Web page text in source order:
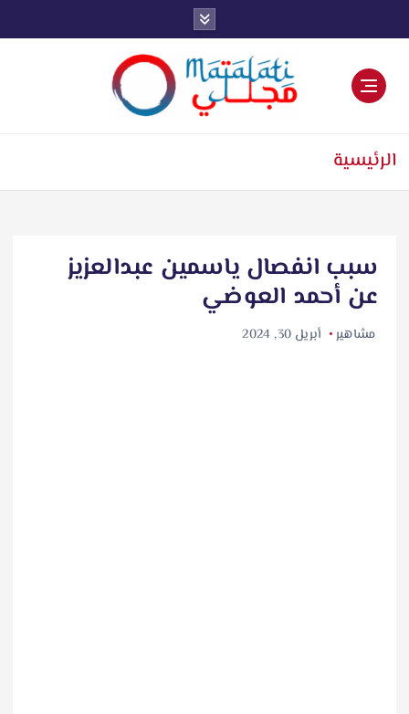
ل
الرئيسية
سبب انفصال ياسمين عبدالعزيز
عن أحمد العوضي
مشاهير أبريل 30, 2024